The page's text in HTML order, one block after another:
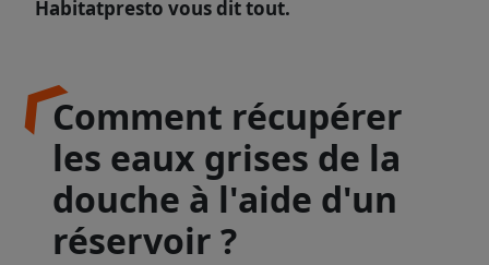
Habitatpresto vous dit tout.
Comment récupérer
les eaux grises de la
douche à l'aide d'un
réservoir ?